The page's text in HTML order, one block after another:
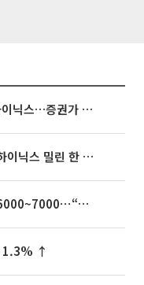
'불안과 기대 사이' 널뛰는 SK하이닉스…증권가 "HBM4·LTA 기반 펀터멘털 견고"
[베스트&워스트] 삼성전자·SK하이닉스 밀린 한 주…상상인증권은 85% 급등
[주간증시전망] 다음주 코스피 6000~7000⋯“外人 수급은 정책이 변수”
1.3% ↑